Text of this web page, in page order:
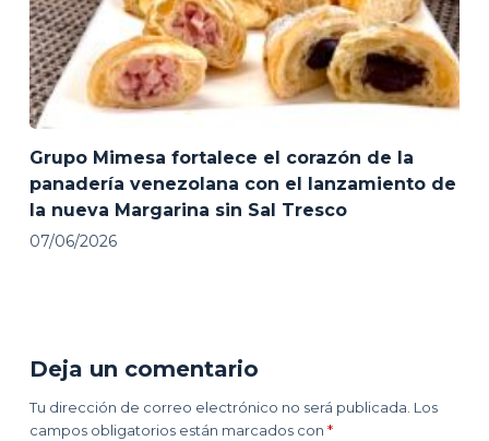
Grupo Mimesa fortalece el corazón de la
panadería venezolana con el lanzamiento de
la nueva Margarina sin Sal Tresco
07/06/2026
Deja un comentario
Tu dirección de correo electrónico no será publicada. Los
campos obligatorios están marcados con *